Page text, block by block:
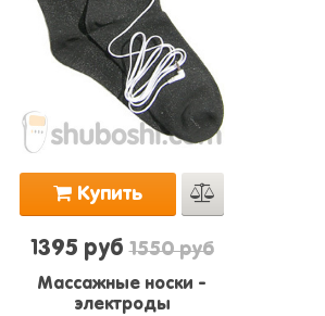
Купить
1395 руб1550 руб
Массажные носки -
электроды